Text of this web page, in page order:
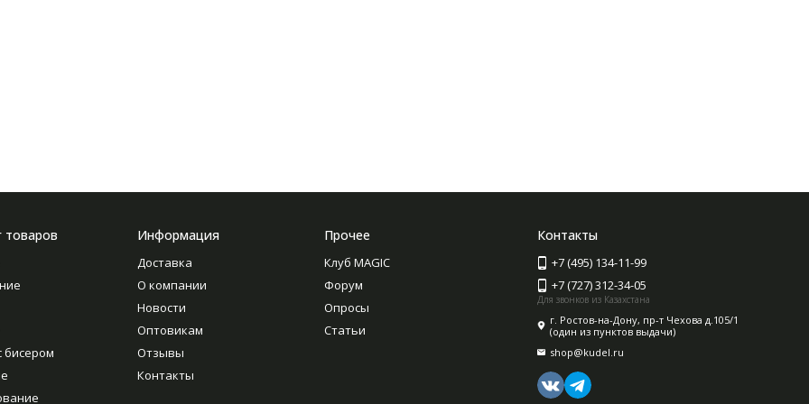
товаров
бисером
Информация
Доставка
О компании
Новости
Оптовикам
Отзывы
Контакты
Прочее
Клуб MAGIC
Форум
Опросы
Статьи
Контакты
+7 (495) 134-11-99
+7 (727) 312-34-05
Для звонков из Казахстана
г. Ростов-на-Дону, пр-т Чехова д.105/1
(один из пунктов выдачи)
shop@kudel.ru